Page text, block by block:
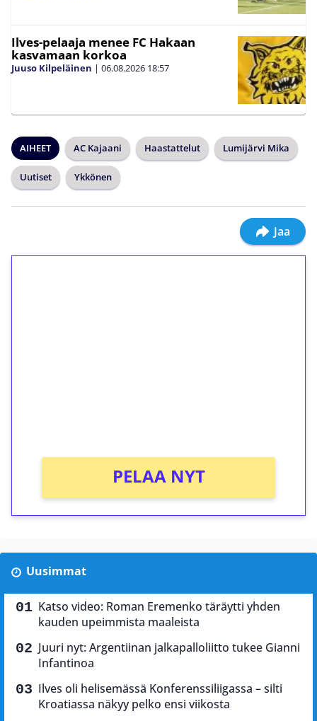
Ilves-pelaaja menee FC Hakaan
kasvamaan korkoa
Juuso Kilpeläinen | 06.08.2026 18:57
AIHEET AC Kajaani Haastattelut Lumijärvi Mika
Uutiset Ykkönen
Jaa
PELAA NYT
Uusimmat
Katso video: Roman Eremenko täräytti yhden
kauden upeimmista maaleista
Juuri nyt: Argentiinan jalkapalloliitto tukee Gianni
Infantinoa
Ilves oli helisemässä Konferenssiliigassa – silti
Kroatiassa näkyy pelko ensi viikosta